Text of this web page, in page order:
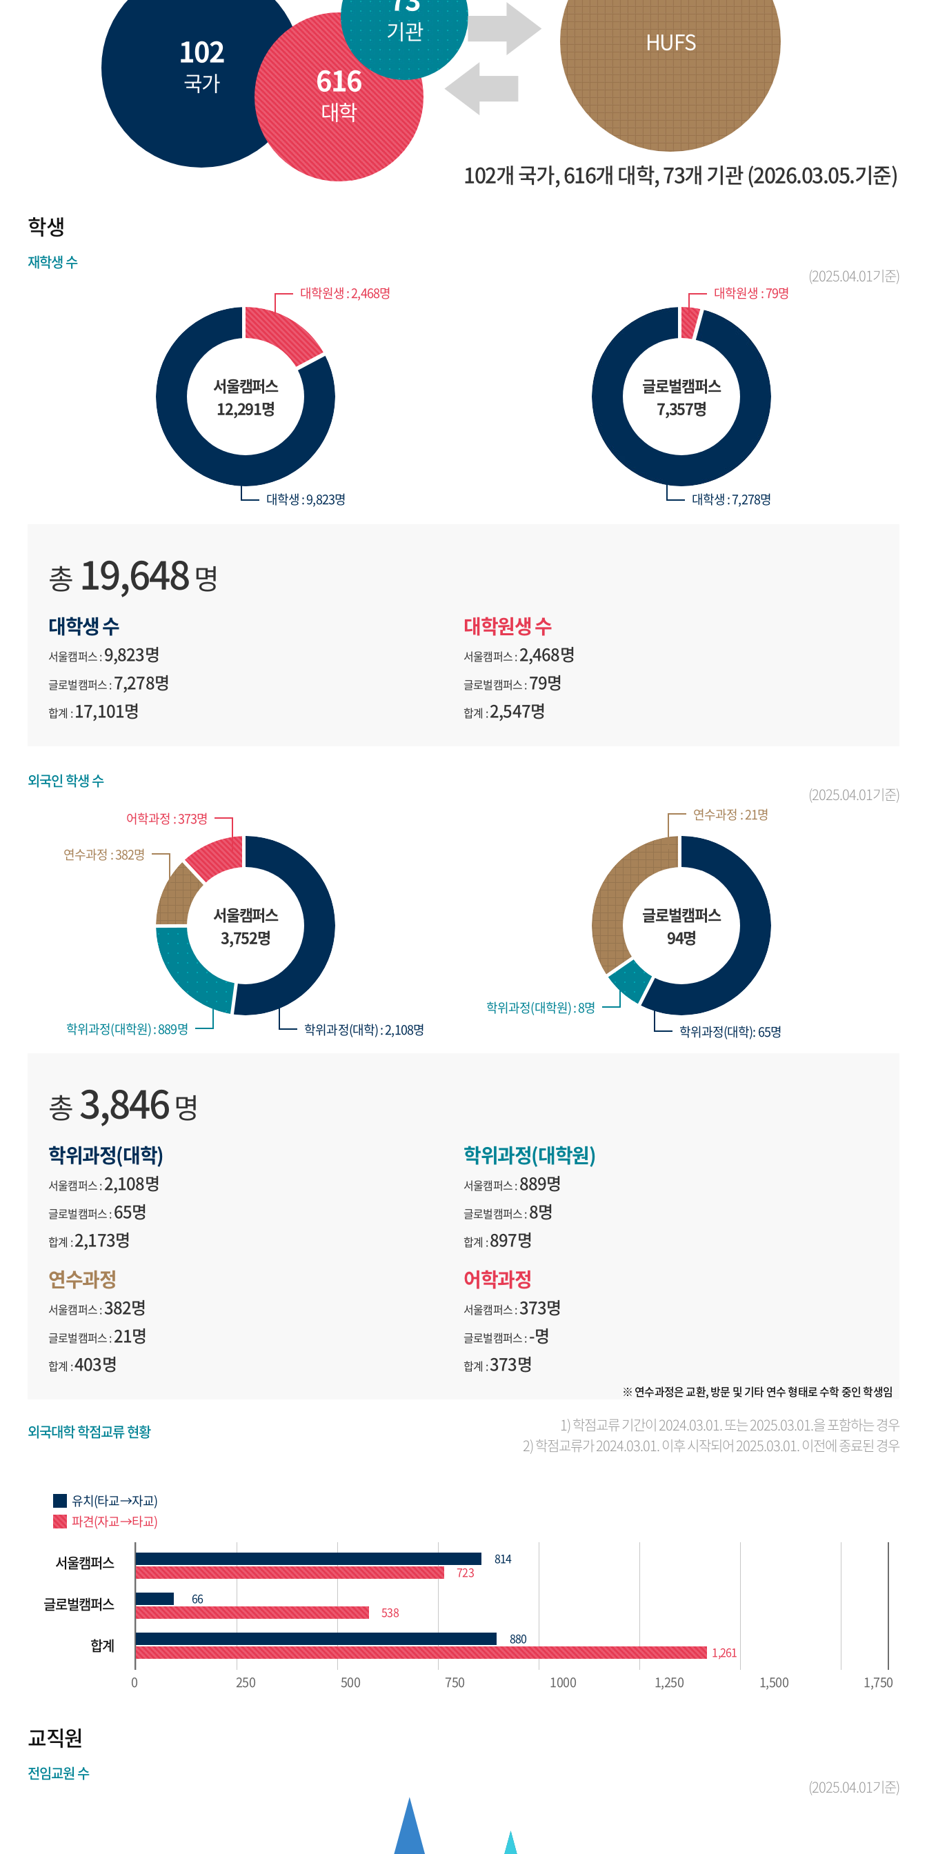
102
국가 616
대학
기관 HUFS
102개 국가, 616개 대학, 73개 기관 (2026.03.05.기준)
학생
재학생 수
(2025.04.01기준)
서울캠퍼스
12,291명
대학원생 : 2,468명
대학생 : 9,823명
글로벌캠퍼스
7,357명
대학원생 : 79명
대학생 : 7,278명
총 19,648명
대학생 수
서울캠퍼스 :9,823명
글로벌캠퍼스 :7,278명
합계 :17,101명
대학원생 수
서울캠퍼스 :2,468명
글로벌캠퍼스 :79명
합계 :2,547명
외국인 학생 수
(2025.04.01기준)
서울캠퍼스
3,752명
어학과정 : 373명
학위과정(대학) : 2,108명
연수과정 : 382명
학위과정(대학원) : 889명
글로벌캠퍼스
94명
학위과정(대학): 65명
연수과정 : 21명
학위과정(대학원) : 8명
총3,846명
학위과정(대학)
서울캠퍼스 :2,108명
글로벌캠퍼스 :65명
합계 :2,173명
학위과정(대학원)
서울캠퍼스 :889명
글로벌캠퍼스 :8명
합계 :897명
연수과정
서울캠퍼스 :382명
글로벌캠퍼스 :21명
합계 :403명
어학과정
서울캠퍼스 :373명
글로벌캠퍼스 :-명
합계 :373명
※ 연수과정은 교환, 방문 및 기타 연수 형태로 수학 중인 학생임
외국대학 학점교류 현황
1) 학점교류 기간이 2024.03.01. 또는 2025.03.01.을 포함하는 경우
2) 학점교류가 2024.03.01. 이후 시작되어 2025.03.01. 이전에 종료된 경우
유치(타교→자교)
파견(자교→타교)
서울캠퍼스
글로벌캠퍼스
합계
814
723
66
538
880
1,261
0 250 500 750 1000 1,250 1,500 1,750
교직원
전임교원 수
(2025.04.01기준)